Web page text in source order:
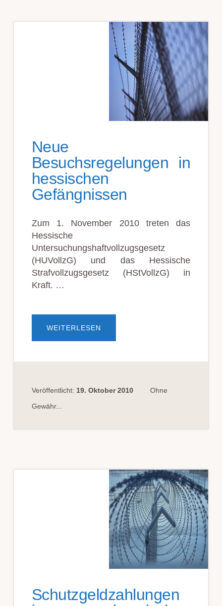
Neue
Besuchsregelungen in
hessischen
Gefängnissen
Zum 1. November 2010 treten das
Hessische
Untersuchungshaftvollzugsgesetz
(HUVollzG) und das Hessische
Strafvollzugsgesetz (HStVollzG) in
Kraft. …
WEITERLESEN
IN
Veröffentlicht: 19. Oktober 2010
Ohne
Gewähr...
Schutzgeldzahlungen